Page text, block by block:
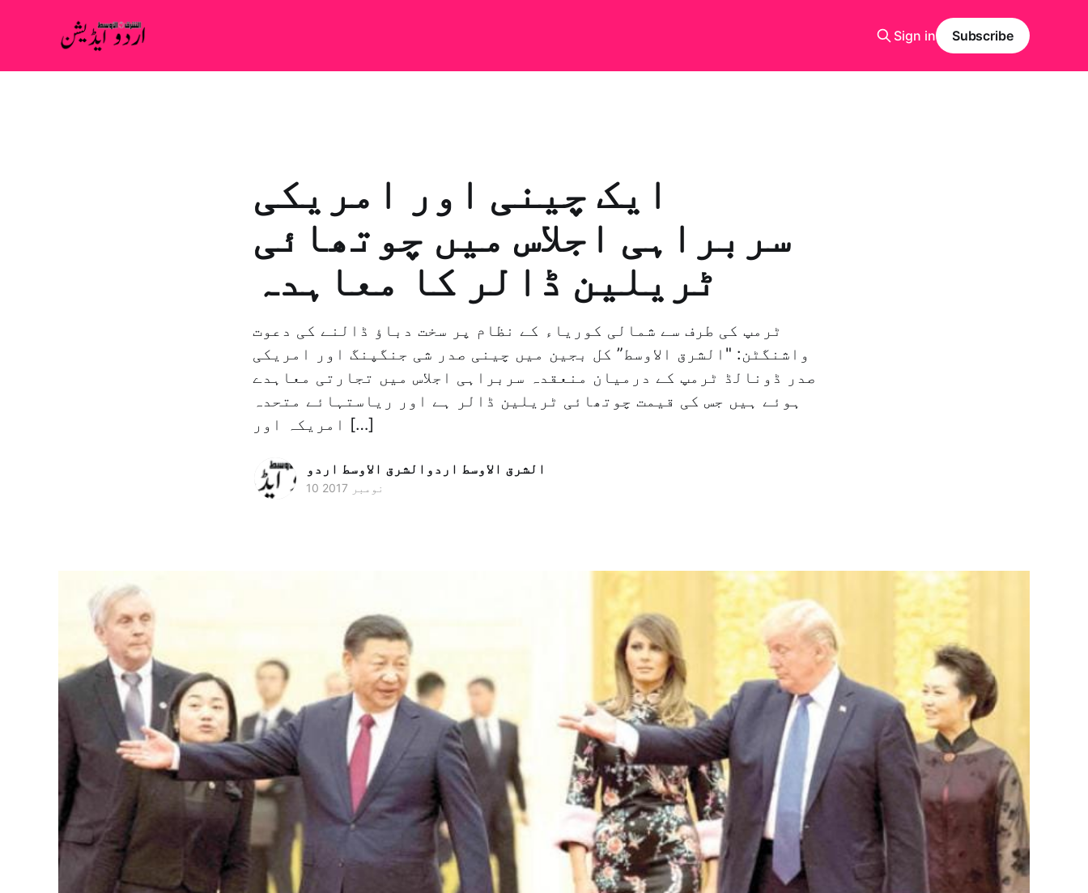
Sign in Subscribe
ایک چینی اور امریکی
سربراہی اجلاس میں چوتھائی
ٹریلین ڈالر کا معاہدہ
ٹرمپ کی طرف سے شمالی کوریاء کے نظام پر سخت دباؤ ڈالنے کی دعوت
واشنگٹن: "الشرق الاوسط” کل بجین میں چینی صدر شی جنگپنگ اور امریکی
صدر ڈونالڈ ٹرمپ کے درمیان منعقدہ سربراہی اجلاس میں تجارتی معاہدے
ہوئے ہیں جس کی قیمت چوتھائی ٹریلین ڈالر ہے اور ریاستہائے متحدہ
امریکہ اور […]
الشرق الاوسط اردوالشرق الاوسط اردو
10 نومبر 2017